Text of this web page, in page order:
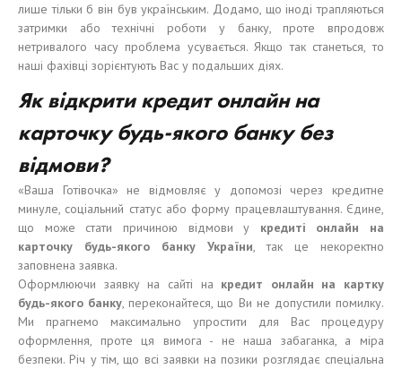
лише тільки б він був українським. Додамо, що іноді трапляються
затримки або технічні роботи у банку, проте впродовж
нетривалого часу проблема усувається. Якщо так станеться, то
наші фахівці зорієнтують Вас у подальших діях.
Як відкрити кредит онлайн на
карточку будь-якого банку без
відмови?
«Ваша Готівочка» не відмовляє у допомозі через кредитне
минуле, соціальний статус або форму працевлаштування. Єдине,
що може стати причиною відмови у кредиті онлайн на
карточку будь-якого банку України, так це некоректно
заповнена заявка.
Оформлюючи заявку на сайті на кредит онлайн на картку
будь-якого банку, переконайтеся, що Ви не допустили помилку.
Ми прагнемо максимально упростити для Вас процедуру
оформлення, проте ця вимога - не наша забаганка, а міра
безпеки. Річ у тім, що всі заявки на позики розглядає спеціальна